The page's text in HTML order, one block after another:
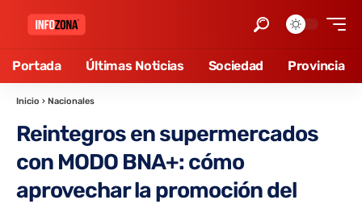
Portada Últimas Noticias Sociedad Provincia
Inicio › Nacionales
Reintegros en supermercados
con MODO BNA+: cómo
aprovechar la promoción del